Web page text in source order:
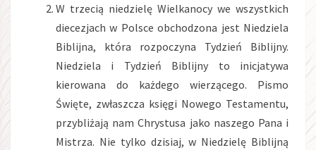
W trzecią niedzielę Wielkanocy we wszystkich
diecezjach w Polsce obchodzona jest Niedziela
Biblijna, która rozpoczyna Tydzień Biblijny.
Niedziela i Tydzień Biblijny to inicjatywa
kierowana do każdego wierzącego. Pismo
Święte, zwłaszcza księgi Nowego Testamentu,
przybliżają nam Chrystusa jako naszego Pana i
Mistrza. Nie tylko dzisiaj, w Niedzielę Biblijną